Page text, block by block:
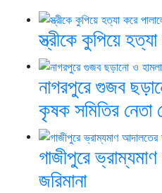
স্ত্রীকে কুপিয়ে
নাগরপুরে গুজব
কৃষক সমিতির নেতা
গাজীপুরে
জরিমানা